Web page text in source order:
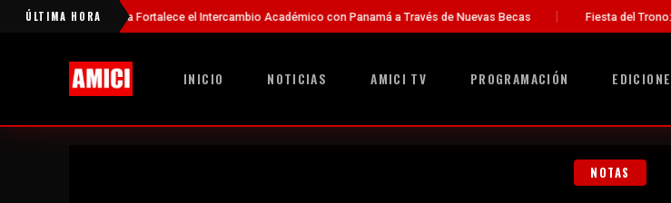
ÚLTIMA HORA
Fortalece el Intercambio Académico con Panamá a Través de Nuevas Becas Fiesta del Trono: Marruecos Celebra 27
INICIO NOTICIAS AMICI TV PROGRAMACIÓN
NOTAS